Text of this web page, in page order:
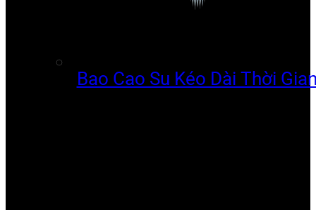
Bao Cao Su Kéo Dài Thời